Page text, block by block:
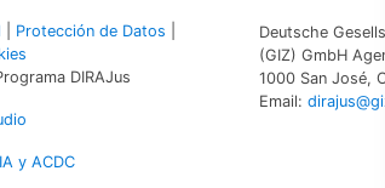
Protección de Datos
DIRAJus
y ACDC
Deutsche
(GIZ) GmbH
1000 San José,
Email: